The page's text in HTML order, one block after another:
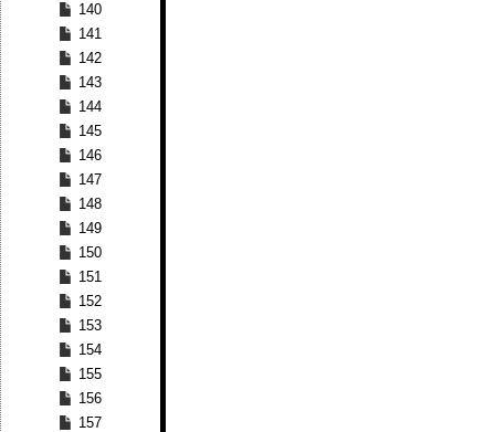
140
141
142
143
144
145
146
147
148
149
150
151
152
153
154
155
156
157